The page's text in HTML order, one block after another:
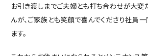
お引き渡しまでご夫婦とも打ち合わせが大変
んが、ご家族とも笑顔で喜んでくださり社員一
ます。